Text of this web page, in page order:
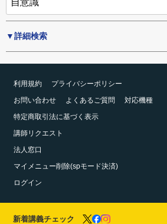
▼詳細検索
利用規約
プライバシーポリシー
お問い合わせ
よくあるご質問
対応機種
特定商取引法に基づく表示
講師リクエスト
法人窓口
マイメニュー削除(spモード決済)
ログイン
新着講義チェック